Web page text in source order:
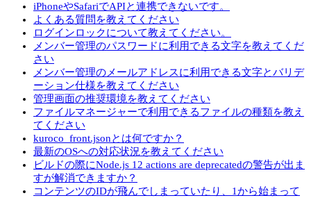
iPhoneやSafariでAPIと連携できないです。
よくある質問を教えてください
ログインロックについて教えてください。
メンバー管理のパスワードに利用できる文字を教えてくだ
さい
メンバー管理のメールアドレスに利用できる文字とバリデ
ーション仕様を教えてください
管理画面の推奨環境を教えてください
ファイルマネージャーで利用できるファイルの種類を教え
てください
kuroco_front.jsonとは何ですか？
最新のOSへの対応状況を教えてください
ビルドの際にNode.js 12 actions are deprecatedの警告が出ま
すが解消できますか？
コンテンツのIDが飛んでしまっていたり、1から始まって